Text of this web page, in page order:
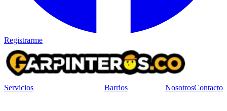
Registrarme
Servicios Barrios NosotrosContacto